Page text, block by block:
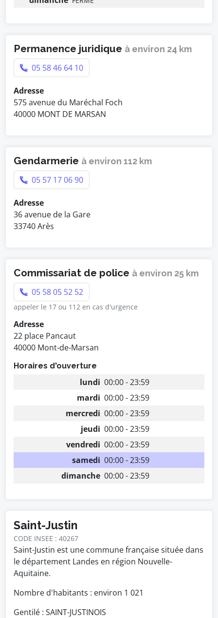
Permanence juridique à environ 24 km
05 58 46 64 10
Adresse
575 avenue du Maréchal Foch
40000 MONT DE MARSAN
Gendarmerie à environ 112 km
05 57 17 06 90
Adresse
36 avenue de la Gare
33740 Arès
Commissariat de police à environ 25 km
05 58 05 52 52
appeler le 17 ou 112 en cas d'urgence
Adresse
22 place Pancaut
40000 Mont-de-Marsan
Horaires d'ouverture
lundi 00:00 - 23:59
mardi 00:00 - 23:59
mercredi 00:00 - 23:59
jeudi 00:00 - 23:59
vendredi 00:00 - 23:59
samedi 00:00 - 23:59
dimanche 00:00 - 23:59
Saint-Justin
CODE INSEE : 40267
Saint-Justin est une commune française située dans
le département Landes en région Nouvelle-
Aquitaine.
Nombre d'habitants : environ 1 021
Gentilé : SAINT-JUSTINOIS